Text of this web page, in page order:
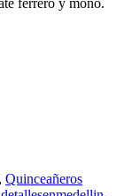
ferrero y moño.
Quinceañeros